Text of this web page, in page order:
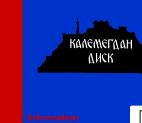
Information